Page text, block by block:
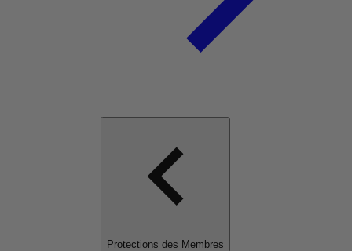
Protections des Membres